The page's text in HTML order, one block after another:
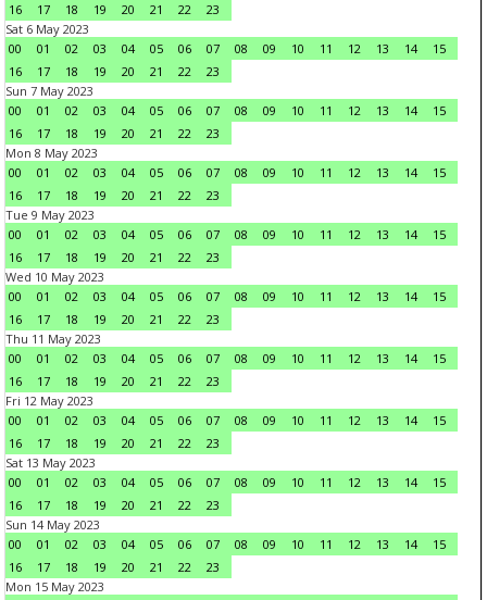
16
17 18 19 20 21 22
23
Sat 6 May 2023
00
01 02 03 04 05 06 07 08 09 10 11 12 13 14
15
16
17 18 19 20 21 22
23
Sun 7 May 2023
00
01 02 03 04 05 06 07 08 09 10 11 12 13 14
15
16
17 18 19 20 21 22
23
Mon 8 May 2023
00
01 02 03 04 05 06 07 08 09 10 11 12 13 14
15
16
17 18 19 20 21 22
23
Tue 9 May 2023
00
01 02 03 04 05 06 07 08 09 10 11 12 13 14
15
16
17 18 19 20 21 22
23
Wed 10 May 2023
00
01 02 03 04 05 06 07 08 09 10 11 12 13 14
15
16
17 18 19 20 21 22
23
Thu 11 May 2023
00
01 02 03 04 05 06 07 08 09 10 11 12 13 14
15
16
17 18 19 20 21 22
23
Fri 12 May 2023
00
01 02 03 04 05 06 07 08 09 10 11 12 13 14
15
16
17 18 19 20 21 22
23
Sat 13 May 2023
00
01 02 03 04 05 06 07 08 09 10 11 12 13 14
15
16
17 18 19 20 21 22
23
Sun 14 May 2023
00
01 02 03 04 05 06 07 08 09 10 11 12 13 14
15
16
17 18 19 20 21 22
23
Mon 15 May 2023